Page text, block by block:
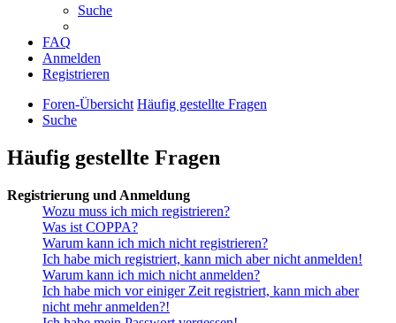
Suche
FAQ
Anmelden
Registrieren
Foren-Übersicht Häufig gestellte Fragen
Suche
Häufig gestellte Fragen
Registrierung und Anmeldung
Wozu muss ich mich registrieren?
Was ist COPPA?
Warum kann ich mich nicht registrieren?
Ich habe mich registriert, kann mich aber nicht anmelden!
Warum kann ich mich nicht anmelden?
Ich habe mich vor einiger Zeit registriert, kann mich aber
nicht mehr anmelden?!